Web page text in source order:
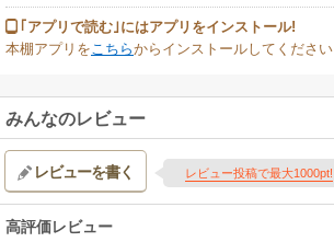
｢アプリで読む｣にはアプリをインストール!
本棚アプリをこちらからインストールしてください
みんなのレビュー
レビューを書く レビュー投稿で最大1000pt!
高評価レビュー